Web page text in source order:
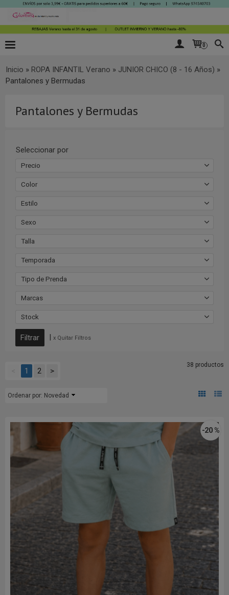
0
Inicio » ROPA INFANTIL Verano » JUNIOR CHICO (8 - 16 Años) »
Pantalones y Bermudas
Pantalones y Bermudas
Seleccionar por
Precio
Color
Estilo
Sexo
Talla
Temporada
Tipo de Prenda
Marcas
Stock
| x Quitar Filtros
1 2 >
38 productos
Ordenar por: Novedad
-20 %